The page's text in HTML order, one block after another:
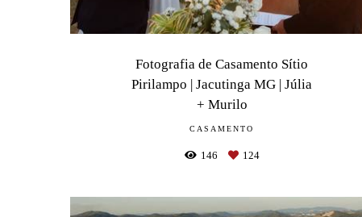
Fotografia de Casamento Sítio
Pirilampo | Jacutinga MG | Júlia
+ Murilo
CASAMENTO
146 124